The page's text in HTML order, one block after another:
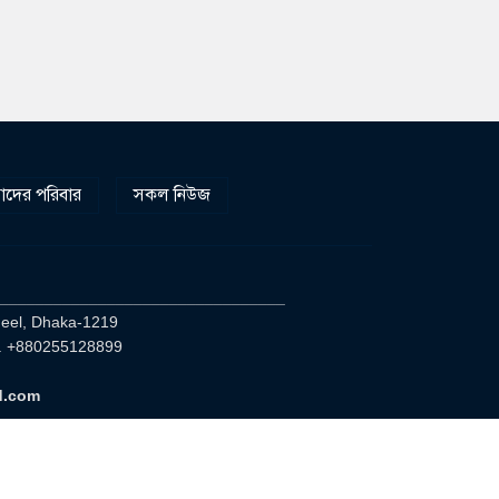
পরিবার সকল নিউজ
Dhaka-1219